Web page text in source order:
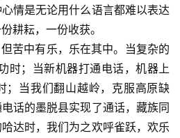
情是无论用什么语言都难以表达
耕耘，一份收获。
中有乐，乐在其中。当复杂的
时；当新机器打通电话，机器上
；当我们翻山越岭，克服高原缺
话的墨脱县实现了通话，藏族同
达时，我们为之欢呼雀跃，欢乐